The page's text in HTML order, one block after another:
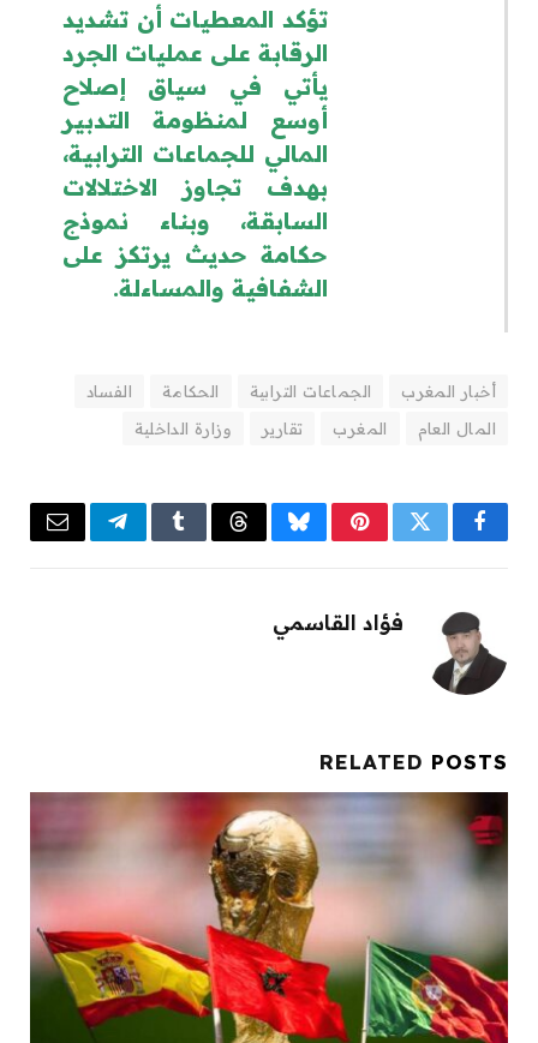
تؤكد المعطيات أن تشديد
الرقابة على عمليات الجرد
يأتي في سياق إصلاح
أوسع لمنظومة التدبير
المالي للجماعات الترابية،
بهدف تجاوز الاختلالات
السابقة، وبناء نموذج
حكامة حديث يرتكز على
الشفافية والمساءلة.
أخبار المغرب الجماعات الترابية الحكامة
الفساد
المال العام
المغرب تقارير وزارة الداخلية
Facebook
Twitter
Pinterest
Bluesky
Threads
Tumblr
Telegram
Email
فؤاد القاسمي
RELATED POSTS